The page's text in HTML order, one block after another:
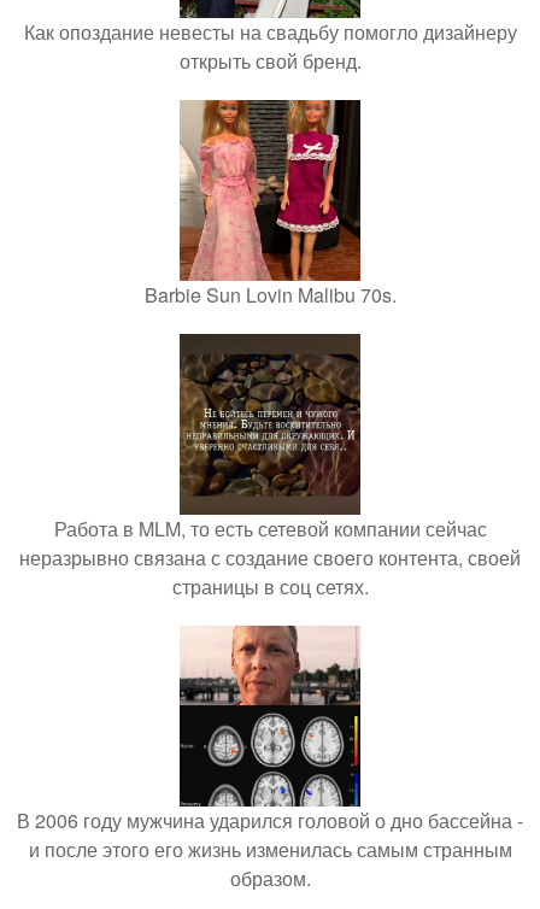
Как опоздание невесты на свадьбу помогло дизайнеру
открыть свой бренд.
Barbie Sun Lovin Malibu 70s.
Работа в MLM, то есть сетевой компании сейчас
неразрывно связана с создание своего контента, своей
страницы в соц сетях.
В 2006 году мужчина ударился головой о дно бассейна -
и после этого его жизнь изменилась самым странным
образом.